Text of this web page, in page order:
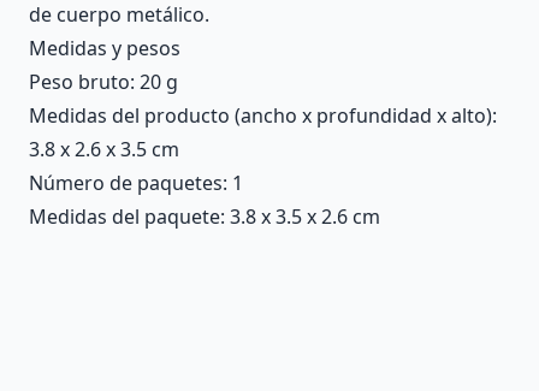
de cuerpo metálico.
Medidas y pesos
Peso bruto: 20 g
Medidas del producto (ancho x profundidad x alto):
3.8 x 2.6 x 3.5 cm
Número de paquetes: 1
Medidas del paquete: 3.8 x 3.5 x 2.6 cm